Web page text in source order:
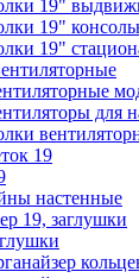
19"
19"
19"
для
19
настенные
19, заглушки